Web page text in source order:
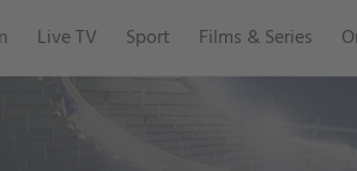
Live TV Sport Films & Series